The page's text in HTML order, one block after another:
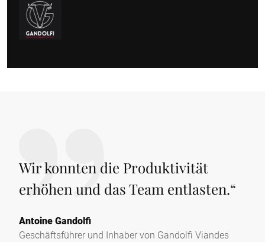
Wir konnten die Produktivität
erhöhen und das Team entlasten.“
Antoine Gandolfi
Geschäftsführer und Inhaber von Gandolfi Viandes